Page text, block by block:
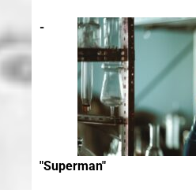
-
"Superman"